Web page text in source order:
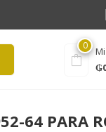
0
₲
64 PARA